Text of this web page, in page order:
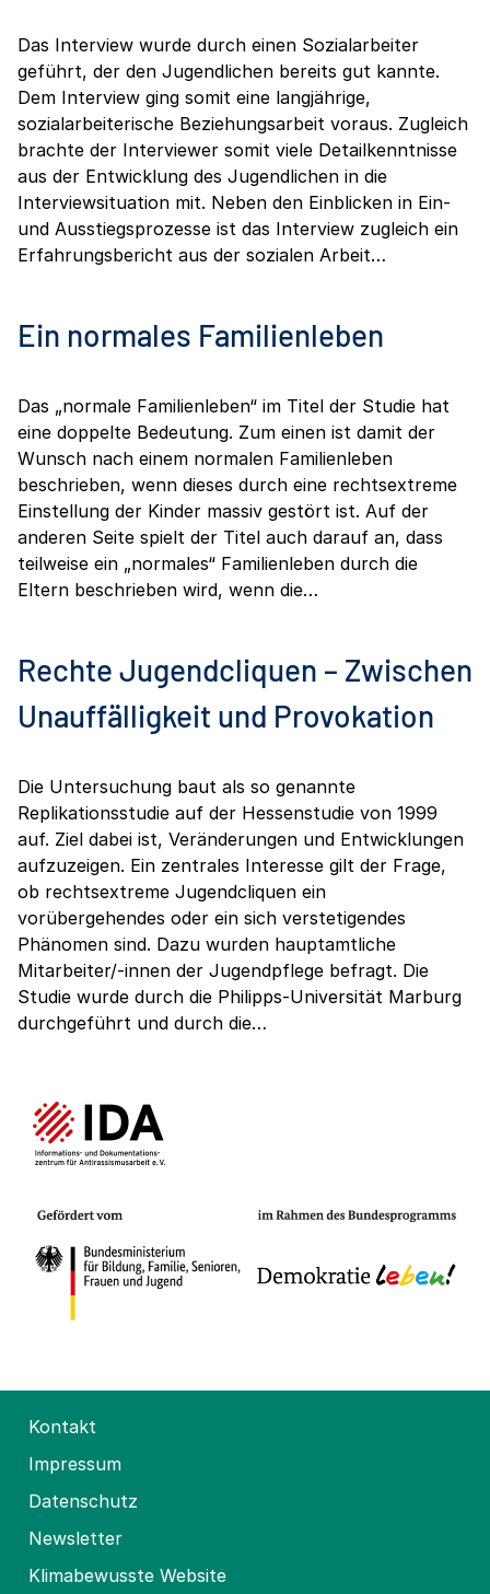
Das Interview wurde durch einen Sozialarbeiter
geführt, der den Jugendlichen bereits gut kannte.
Dem Interview ging somit eine langjährige,
sozialarbeiterische Beziehungsarbeit voraus. Zugleich
brachte der Interviewer somit viele Detailkenntnisse
aus der Entwicklung des Jugendlichen in die
Interviewsituation mit. Neben den Einblicken in Ein-
und Ausstiegsprozesse ist das Interview zugleich ein
Erfahrungsbericht aus der sozialen Arbeit…
Ein normales Familienleben
Das „normale Familienleben“ im Titel der Studie hat
eine doppelte Bedeutung. Zum einen ist damit der
Wunsch nach einem normalen Familienleben
beschrieben, wenn dieses durch eine rechtsextreme
Einstellung der Kinder massiv gestört ist. Auf der
anderen Seite spielt der Titel auch darauf an, dass
teilweise ein „normales“ Familienleben durch die
Eltern beschrieben wird, wenn die…
Rechte Jugendcliquen – Zwischen
Unauffälligkeit und Provokation
Die Untersuchung baut als so genannte
Replikationsstudie auf der Hessenstudie von 1999
auf. Ziel dabei ist, Veränderungen und Entwicklungen
aufzuzeigen. Ein zentrales Interesse gilt der Frage,
ob rechtsextreme Jugendcliquen ein
vorübergehendes oder ein sich verstetigendes
Phänomen sind. Dazu wurden hauptamtliche
Mitarbeiter/-innen der Jugendpflege befragt. Die
Studie wurde durch die Philipps-Universität Marburg
durchgeführt und durch die…
Kontakt
Impressum
Datenschutz
Newsletter
Klimabewusste Website